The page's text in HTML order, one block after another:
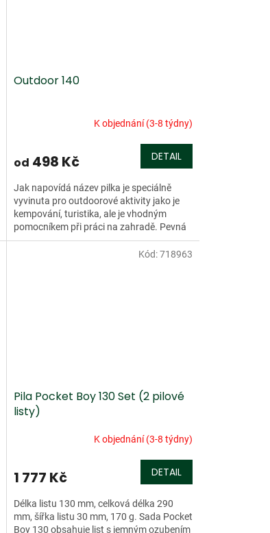
Outdoor 140
K objednání (3-8 týdny)
od 498 Kč DETAIL
Jak napovídá název pilka je speciálně
vyvinuta pro outdoorové aktivity jako je
kempování, turistika, ale je vhodným
pomocníkem při práci na zahradě. Pevná
odolná rukojeť s...
Pila Pocket Boy 130 Set (2 pilové
listy)
K objednání (3-8 týdny)
1 777 Kč DETAIL
Délka listu 130 mm, celková délka 290
mm, šířka listu 30 mm, 170 g. Sada Pocket
Boy 130 obsahuje list s jemným ozubením
Kód:718963